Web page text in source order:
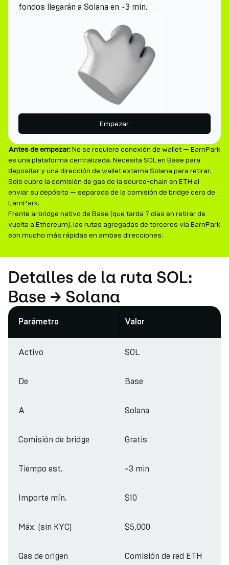
fondos llegarán a Solana en ~3 min.
Empezar
Antes de empezar:No se requiere conexión de wallet — EarnPark
es una plataforma centralizada. Necesita SOL en Base para
depositar y una dirección de wallet externa Solana para retirar.
Solo cubre la comisión de gas de la source-chain en ETH al
enviar su depósito — separada de la comisión de bridge cero de
EarnPark.
Frente al bridge nativo de Base (que tarda 7 días en retirar de
vuelta a Ethereum), las rutas agregadas de terceros vía EarnPark
son mucho más rápidas en ambas direcciones.
Detalles de la ruta SOL:
Base → Solana
Parámetro Valor
Activo SOL
De Base
A Solana
Comisión de bridge Gratis
Tiempo est. ~3 min
Importe mín. $10
Máx. (sin KYC) $5,000
Gas de origen Comisión de red ETH